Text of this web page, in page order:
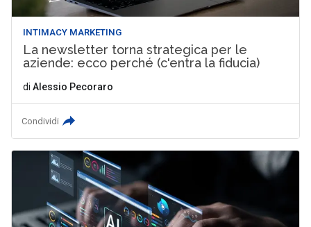
INTIMACY MARKETING
La newsletter torna strategica per le
aziende: ecco perché (c'entra la fiducia)
di Alessio Pecoraro
Condividi